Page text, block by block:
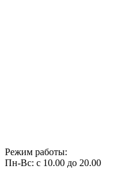
Режим работы:
Пн-Вс: с 10.00 до 20.00